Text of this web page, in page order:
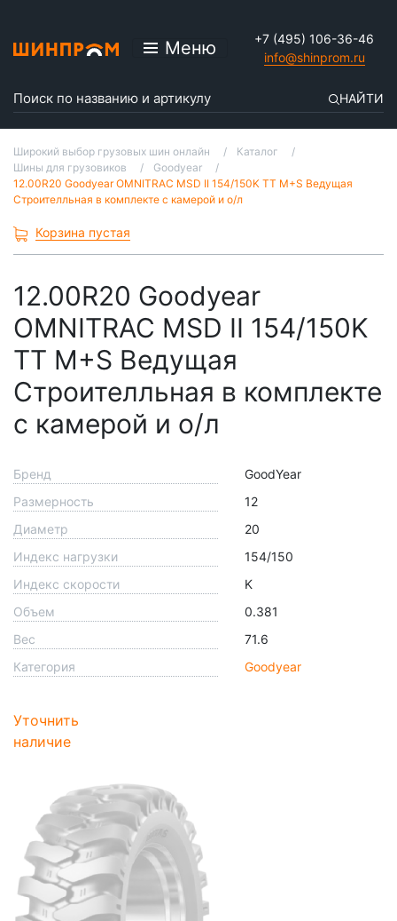
Меню
+7 (495) 106-36-46
info@shinprom.ru
НАЙТИ
Широкий выбор грузовых шин онлайн
Каталог
Шины для грузовиков
Goodyear
12.00R20 Goodyear OMNITRAC MSD II 154/150K TT M+S Ведущая
Строителльная в комплекте с камерой и о/л
Корзина пустая
12.00R20 Goodyear
OMNITRAC MSD II 154/150K
TT M+S Ведущая
Строителльная в комплекте
с камерой и о/л
Бренд
GoodYear
Размерность
12
Диаметр
20
Индекс нагрузки
154/150
Индекс скорости
K
Объем
0.381
Вес
71.6
Категория
Goodyear
Уточнить
наличие